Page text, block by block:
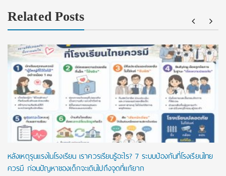
Related Posts
หลังเหตุรุนแรงในโรงเรียน เราควรเรียนรู้อะไร? 7 ระบบป้องกันที่โรงเรียนไทย
ควรมี ก่อนปัญหาของเด็กจะเดินไปถึงจุดที่แก้ยาก